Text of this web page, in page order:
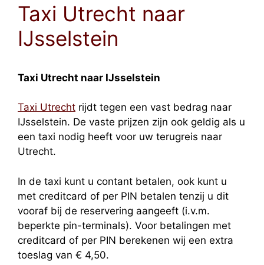
Taxi Utrecht naar
IJsselstein
Taxi Utrecht naar IJsselstein
Taxi Utrecht rijdt tegen een vast bedrag naar
IJsselstein. De vaste prijzen zijn ook geldig als u
een taxi nodig heeft voor uw terugreis naar
Utrecht.
In de taxi kunt u contant betalen, ook kunt u
met creditcard of per PIN betalen tenzij u dit
vooraf bij de reservering aangeeft (i.v.m.
beperkte pin-terminals). Voor betalingen met
creditcard of per PIN berekenen wij een extra
toeslag van € 4,50.